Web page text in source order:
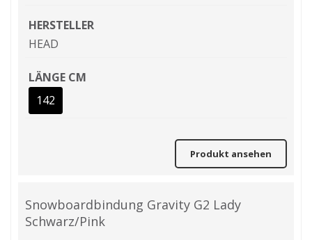
HERSTELLER
HEAD
LÄNGE CM
142
Produkt ansehen
Snowboardbindung Gravity G2 Lady
Schwarz/Pink